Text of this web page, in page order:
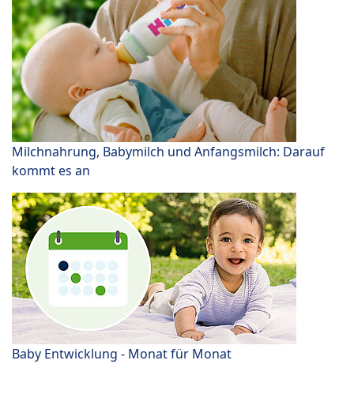
Milchnahrung, Babymilch und Anfangsmilch: Darauf
kommt es an
Baby Entwicklung - Monat für Monat